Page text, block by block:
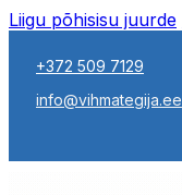
Liigu põhisisu juurde
+372 509 7129
info@vihmategija.ee